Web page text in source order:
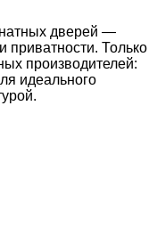
дверей —
приватности. Только
производителей:
идеального